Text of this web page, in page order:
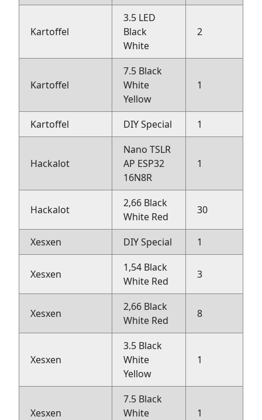
Kartoffel
3.5 LED
Black
White
2
Kartoffel
7.5 Black
White
Yellow
1
Kartoffel DIY Special 1
Hackalot
Nano TSLR
AP ESP32
16N8R
1
Hackalot
2,66 Black
White Red
30
Xesxen DIY Special 1
Xesxen
1,54 Black
White Red
3
Xesxen
2,66 Black
White Red
8
Xesxen
3.5 Black
White
Yellow
1
Xesxen
7.5 Black
White
1